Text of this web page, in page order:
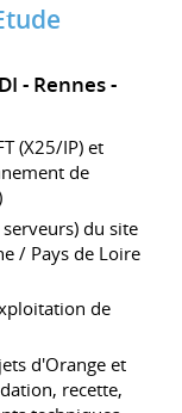
Rennes
(X25/IP) et
de
du site
/ Pays de Loire
de
d'Orange et
recette,